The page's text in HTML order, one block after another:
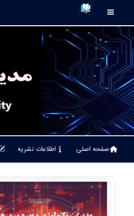
صفحه اصلی اطلاعات نشریه